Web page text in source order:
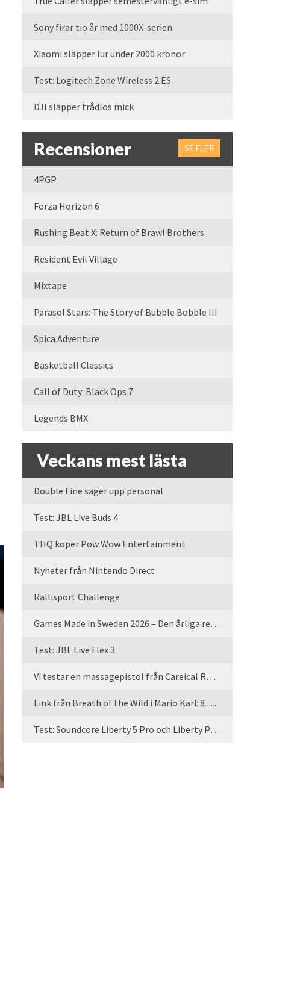
Sony firar tio år med 1000X-serien
Xiaomi släpper lur under 2000 kronor
Test: Logitech Zone Wireless 2 ES
DJI släpper trådlös mick
Recensioner SE FLER
4PGP
Forza Horizon 6
Rushing Beat X: Return of Brawl Brothers
Resident Evil Village
Mixtape
Parasol Stars: The Story of Bubble Bobble III
Spica Adventure
Basketball Classics
Call of Duty: Black Ops 7
Legends BMX
Veckans mest lästa
Double Fine säger upp personal
Test: JBL Live Buds 4
THQ köper Pow Wow Entertainment
Nyheter från Nintendo Direct
Rallisport Challenge
Games Made in Sweden 2026 – Den årliga rean är tillbaka
Test: JBL Live Flex 3
Vi testar en massagepistol från Careical Recovery
Link från Breath of the Wild i Mario Kart 8 Deluxe
Test: Soundcore Liberty 5 Pro och Liberty Pro Max